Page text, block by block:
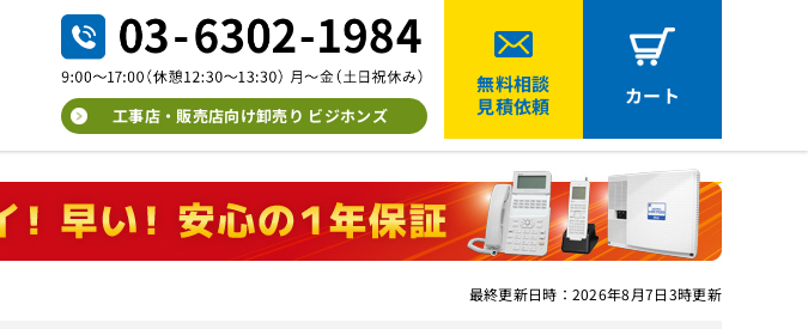
工事店・販売店向け卸売り ビジホンズ
無料相談
見積依頼
カート
最終更新日時：2026年8月7日3時更新